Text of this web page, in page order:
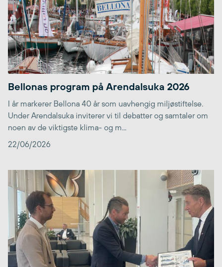
Bellonas program på Arendalsuka 2026
I år markerer Bellona 40 år som uavhengig miljøstiftelse.
Under Arendalsuka inviterer vi til debatter og samtaler om
noen av de viktigste klima- og m...
22/06/2026